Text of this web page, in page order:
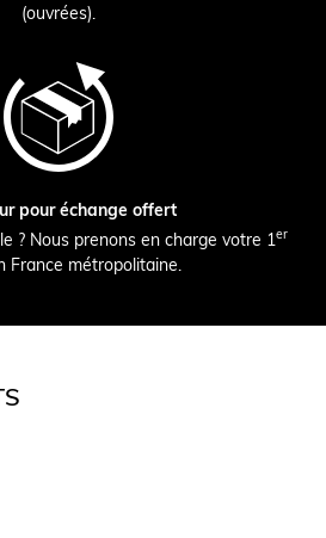
(ouvrées).
pour échange offert
? Nous prenons en charge votre 1er
France métropolitaine.